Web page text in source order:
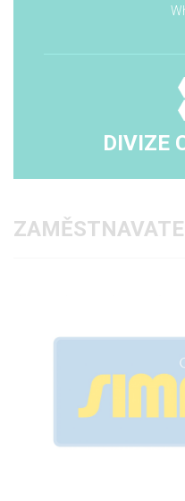
DIVIZE